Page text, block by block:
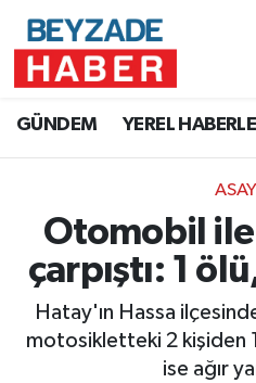
GÜNDEM YEREL
Otomobil
çarpıştı: 1
Hatay'ın Hassa
motosikletteki 2 kişiden
ise ağır
Hava Durumu
Süper Lig Puan
Tüm Manşetler
Son Dakika Haberleri